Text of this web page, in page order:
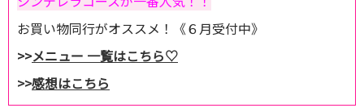
お買い物同行がオススメ！《６月受付中》
>>メニュー 一覧はこちら♡
>>感想はこちら